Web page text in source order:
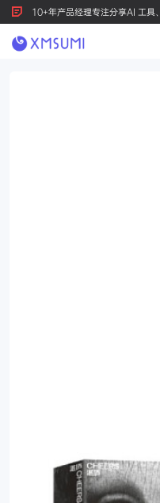
10+年产品经理专注分享AI 工
产品创新，按 Ctrl+D 收藏我们